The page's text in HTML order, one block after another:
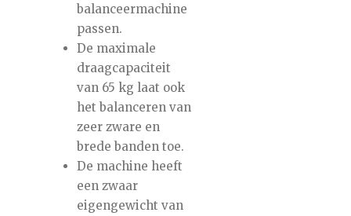
balanceermachine
passen.
De maximale
draagcapaciteit
van 65 kg laat ook
het balanceren van
zeer zware en
brede banden toe.
De machine heeft
een zwaar
eigengewicht van